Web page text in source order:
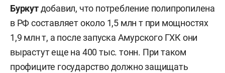
Буркутдобавил, что потребление полипропилена
в РФ составляет около 1,5 млн т при мощностях
1,9 млн т, а после запуска Амурского ГХК они
вырастут еще на 400 тыс. тонн. При таком
профиците государство должно защищать